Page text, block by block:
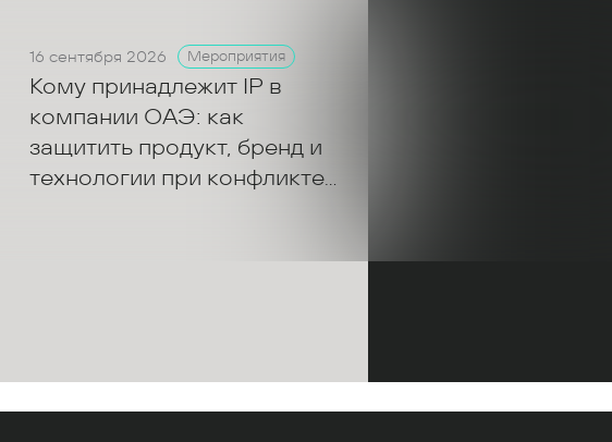
16 сентября 2026 Мероприятия
Кому принадлежит IP в
компании ОАЭ: как
защитить продукт, бренд и
технологии при конфликте